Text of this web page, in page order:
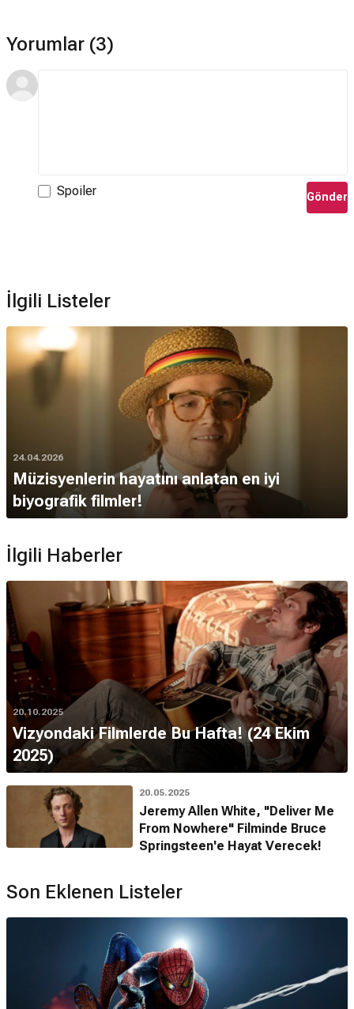
Springsteen: Hiçlikten Kurtar Beni filmi hiç Oscar
kazanamamıştır.
Springsteen: Hiçlikten Kurtar Beni filmi ödül aldı mı?
Yorumlar (3)
Spoiler Gönder
İlgili Listeler
24.04.2026
Müzisyenlerin hayatını anlatan en iyi
biyografik filmler!
İlgili Haberler
20.10.2025
Vizyondaki Filmlerde Bu Hafta! (24 Ekim
2025)
20.05.2025
Jeremy Allen White, "Deliver Me
From Nowhere" Filminde Bruce
Springsteen'e Hayat Verecek!
Son Eklenen Listeler